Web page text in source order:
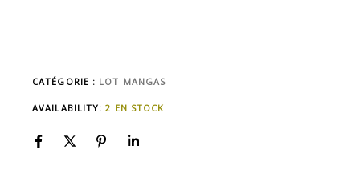
CATÉGORIE : LOT MANGAS
AVAILABILITY:2 EN STOCK